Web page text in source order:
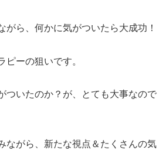
がら、何かに気がついたら大成功！
ピーの狙いです。
ついたのか？が、とても大事なので
ながら、新たな視点＆たくさんの気